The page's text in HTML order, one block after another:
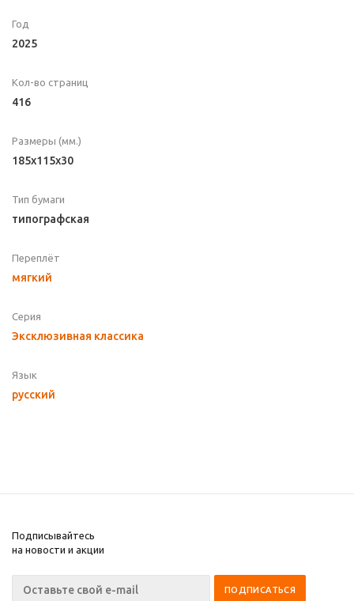
Год
2025
Кол-во страниц
416
Размеры (мм.)
185х115х30
Тип бумаги
типографская
Переплёт
мягкий
Серия
Эксклюзивная классика
Язык
русский
Подписывайтесь
на новости и акции